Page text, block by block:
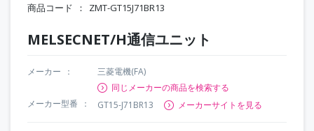
商品コード ZMT-GT15J71BR13
MELSECNET/H通信ユニット
メーカー
三菱電機(FA)
同じメーカーの商品を検索する
メーカー型番
GT15-J71BR13 メーカーサイトを見る